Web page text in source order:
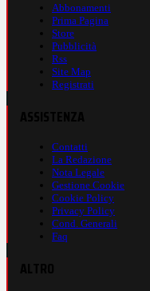
Abbonamenti
Prima Pagina
Store
Pubblicità
Rss
Site Map
Registrati
Contatti
La Redazione
Nota Legale
Gestione Cookie
Cookie Policy
Privacy Policy
Cond. Generali
Faq